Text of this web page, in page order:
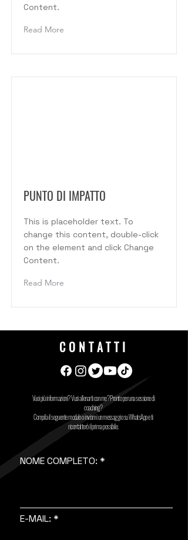
Content.
Read More
PUNTO DI IMPATTO
This is placeholder text. To
change this content, double-click
on the element and click Change
Content.
Read More
CONTATTI
Vuoi più informazioni? Vuoi allenarti con me? Pronto per una sessione di
coaching?
Compila il seguente modulo o inviami un messaggio su WhatsApp e ti
ricontatterò il prima possibile.
NOME COMPLETO:
E-MAIL: